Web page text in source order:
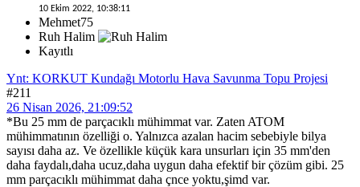
10 Ekim 2022, 10:38:11
Mehmet75
Ruh Halim
Kayıtlı
Ynt: KORKUT Kundağı Motorlu Hava Savunma Topu Projesi
#211
26 Nisan 2026, 21:09:52
*Bu 25 mm de parçacıklı mühimmat var. Zaten ATOM
mühimmatının özelliği o. Yalnızca azalan hacim sebebiyle bilya
sayısı daha az. Ve özellikle küçük kara unsurları için 35 mm'den
daha faydalı,daha ucuz,daha uygun daha efektif bir çözüm gibi. 25
mm parçacıklı mühimmat daha çnce yoktu,şimd var.